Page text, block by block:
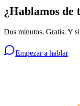
¿Hablamos de
Dos minutos. Gratis. Y
Empezar a hablar